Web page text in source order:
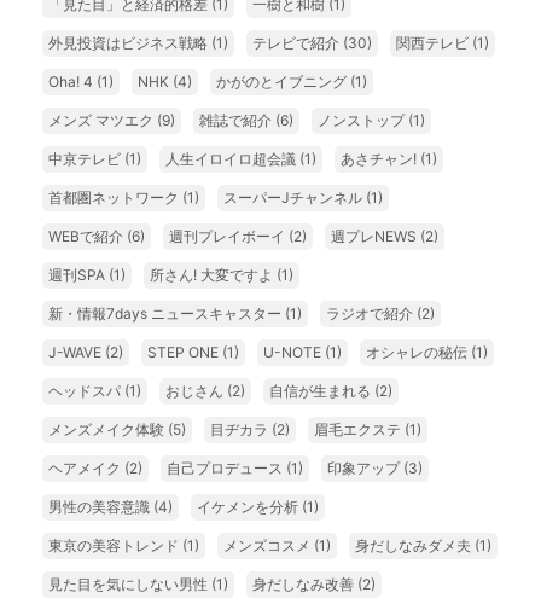
「見た目」と経済的格差 (1) 一樹と和樹 (1)
外見投資はビジネス戦略 (1) テレビで紹介 (30) 関西テレビ (1)
Oha! 4 (1) NHK (4) かがのとイブニング (1)
メンズ マツエク (9) 雑誌で紹介 (6) ノンストップ (1)
中京テレビ (1) 人生イロイロ超会議 (1) あさチャン! (1)
首都圏ネットワーク (1) スーパーJチャンネル (1)
WEBで紹介 (6) 週刊プレイボーイ (2) 週プレNEWS (2)
週刊SPA (1) 所さん! 大変ですよ (1)
新・情報7days ニュースキャスター (1) ラジオで紹介 (2)
J-WAVE (2) STEP ONE (1) U-NOTE (1) オシャレの秘伝 (1)
ヘッドスパ (1) おじさん (2) 自信が生まれる (2)
メンズメイク体験 (5) 目ヂカラ (2) 眉毛エクステ (1)
ヘアメイク (2) 自己プロデュース (1) 印象アップ (3)
男性の美容意識 (4) イケメンを分析 (1)
東京の美容トレンド (1) メンズコスメ (1) 身だしなみダメ夫 (1)
見た目を気にしない男性 (1) 身だしなみ改善 (2)